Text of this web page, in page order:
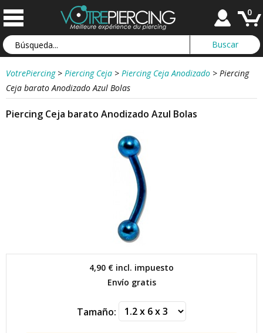
0
VotrePiercing > Piercing Ceja > Piercing Ceja Anodizado > Piercing
Ceja barato Anodizado Azul Bolas
Piercing Ceja barato Anodizado Azul Bolas
4,90 € incl. impuesto
Envío gratis
Tamaño: